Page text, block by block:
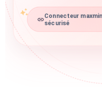
Connecteur
sécurisé